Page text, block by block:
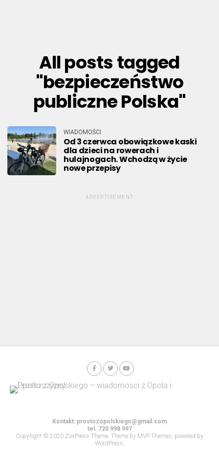
All posts tagged
"bezpieczeństwo
publiczne Polska"
WIADOMOŚCI
Od 3 czerwca obowiązkowe kaski
dla dzieci na rowerach i
hulajnogach. Wchodzą w życie
nowe przepisy
ADVERTISEMENT
Kontakt: prostozopolskiego@gmail.com
tel. 720 998 997
Copyright © 2020 ZoxPress Theme. Theme by MVP Themes, powered by
WordPress.